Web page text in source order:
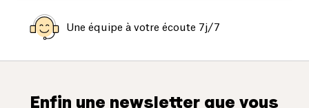
Une équipe à votre écoute 7j/7
Enfin une newsletter que vous